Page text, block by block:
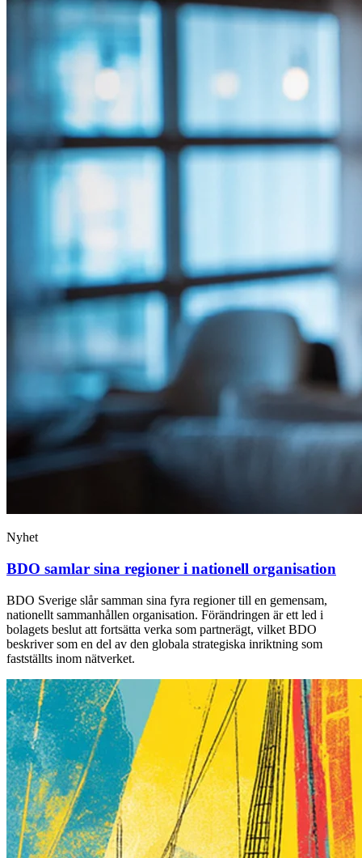
Nyhet
BDO samlar sina regioner i nationell organisation
BDO Sverige slår samman sina fyra regioner till en gemensam,
nationellt sammanhållen organisation. Förändringen är ett led i
bolagets beslut att fortsätta verka som partnerägt, vilket BDO
beskriver som en del av den globala strategiska inriktning som
fastställts inom nätverket.